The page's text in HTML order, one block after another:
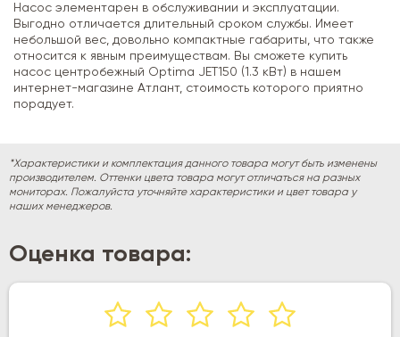
Насос элементарен в обслуживании и эксплуатации.
Выгодно отличается длительный сроком службы. Имеет
небольшой вес, довольно компактные габариты, что также
относится к явным преимуществам. Вы сможете купить
насос центробежный Optima JET150 (1.3 кВт) в нашем
интернет-магазине Атлант, стоимость которого приятно
порадует.
*Характеристики и комплектация данного товара могут быть изменены
производителем. Оттенки цвета товара могут отличаться на разных
мониторах. Пожалуйста уточняйте характеристики и цвет товара у
наших менеджеров.
Оценка товара: